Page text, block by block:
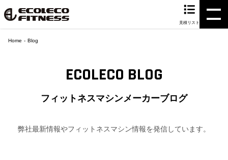
見積リスト
Home Blog
ECOLECO BLOG
フィットネスマシンメーカーブログ
弊社最新情報やフィットネスマシン情報を発信しています。